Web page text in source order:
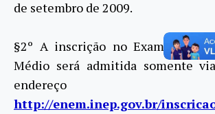
de setembro de 2009.
§2º A inscrição no Exame
Médio será admitida somente
endereço
http://enem.inep.gov.br/